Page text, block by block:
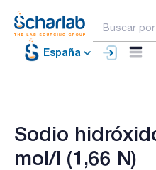
España
Sodio
mol/l (1,66 N)